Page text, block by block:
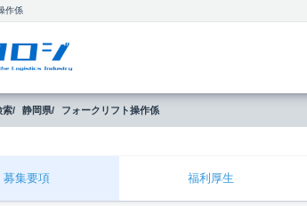
作係
索 静岡県 フォークリフト操作係
募集要項 福利厚生